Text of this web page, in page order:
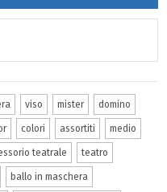
viso mister domino
colori assortiti medio
teatrale teatro
ballo in maschera